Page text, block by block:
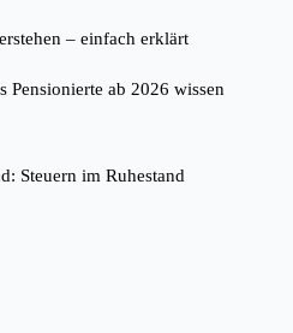
– einfach erklärt
Pensionierte ab 2026 wissen
Steuern im Ruhestand